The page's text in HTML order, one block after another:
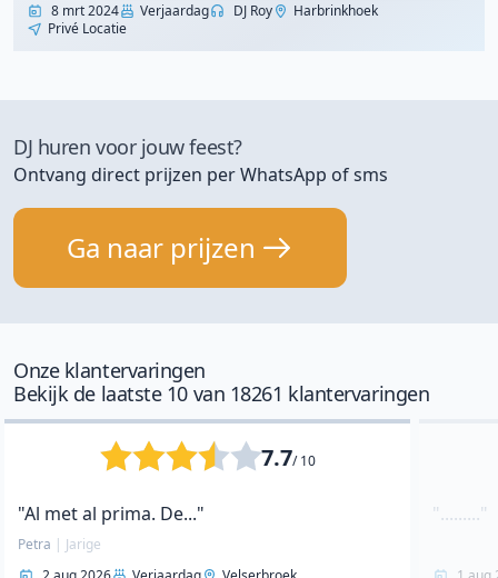
8 mrt 2024 Verjaardag DJ Roy
Harbrinkhoek
Privé Locatie
DJ huren voor jouw feest?
Ontvang direct prijzen per WhatsApp of sms
Ga naar prijzen
Onze klantervaringen
Bekijk de laatste 10 van 18261 klantervaringen
7.7/ 10
"Al met al prima. De..."
Petra | Jarige
"........."